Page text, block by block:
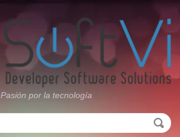
Pasión por la tecnología